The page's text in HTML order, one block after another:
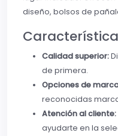
diseño, bolsos de
Calidad superior:
de primera.
Opciones de
reconocidas
Atención al cliente:
ayudarte en la